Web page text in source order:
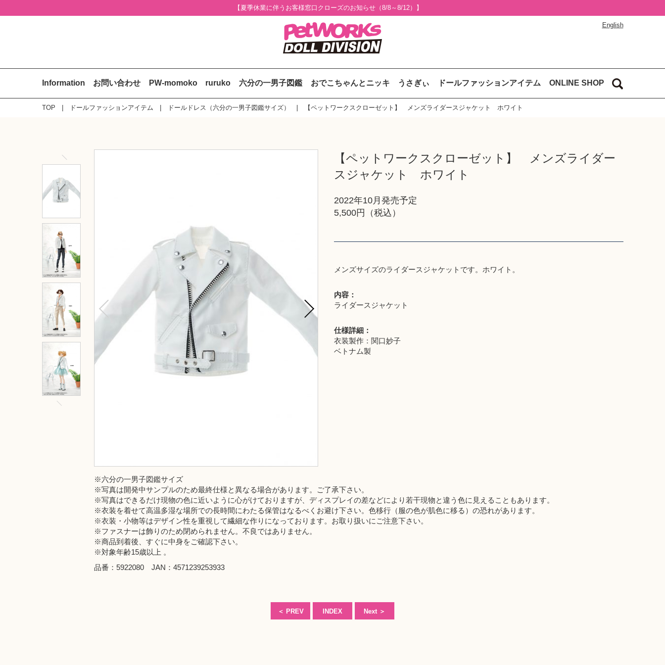
【夏季休業に伴うお客様窓口クローズのお知らせ（8/8～8/12）】
English
Information お問い合わせ PW-momoko ruruko 六分の一男子図鑑 おでこちゃんとニッキ うさぎぃ ドールファッションアイテム ONLINE SHOP
TOP ドールファッションアイテム ドールドレス（六分の一男子図鑑サイズ） 【ペットワークスクローゼット】 メンズライダースジャケット ホワイト
【ペットワークスクローゼット】 メンズライダー
スジャケット ホワイト
2022年10月発売予定
5,500円（税込）
メンズサイズのライダースジャケットです。ホワイト。
内容：
ライダースジャケット
仕様詳細：
衣装製作：関口妙子
ベトナム製
※六分の一男子図鑑サイズ
※写真は開発中サンプルのため最終仕様と異なる場合があります。ご了承下さい。
※写真はできるだけ現物の色に近いように心がけておりますが、ディスプレイの差などにより若干現物と違う色に見えることもあります。
※衣装を着せて高温多湿な場所での長時間にわたる保管はなるべくお避け下さい。色移行（服の色が肌色に移る）の恐れがあります。
※衣装・小物等はデザイン性を重視して繊細な作りになっております。お取り扱いにご注意下さい。
※ファスナーは飾りのため閉められません。不良ではありません。
※商品到着後、すぐに中身をご確認下さい。
※対象年齢15歳以上 。
品番：5922080 JAN：4571239253933
＜ PREV INDEX Next ＞